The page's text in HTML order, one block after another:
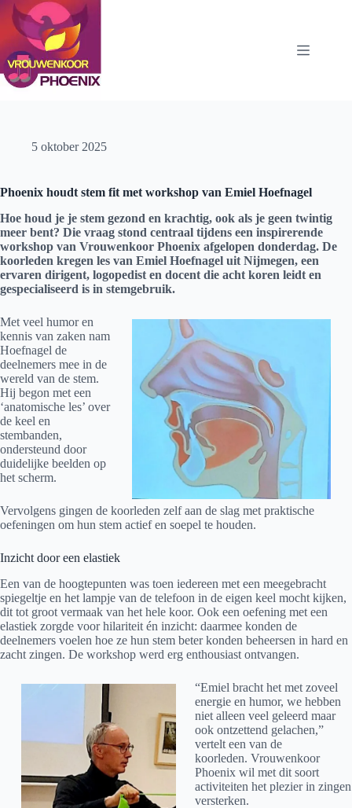
Ga
naar
inhoud
5 oktober 2025
Phoenix houdt stem fit met workshop van Emiel Hoefnagel
Hoe houd je je stem gezond en krachtig, ook als je geen twintig
meer bent? Die vraag stond centraal tijdens een inspirerende
workshop van Vrouwenkoor Phoenix afgelopen donderdag. De
koorleden kregen les van Emiel Hoefnagel uit Nijmegen, een
ervaren dirigent, logopedist en docent die acht koren leidt en
gespecialiseerd is in stemgebruik.
Met veel humor en
kennis van zaken nam
Hoefnagel de
deelnemers mee in de
wereld van de stem.
Hij begon met een
‘anatomische les’ over
de keel en
stembanden,
ondersteund door
duidelijke beelden op
het scherm.
Vervolgens gingen de koorleden zelf aan de slag met praktische
oefeningen om hun stem actief en soepel te houden.
Inzicht door een elastiek
Een van de hoogtepunten was toen iedereen met een meegebracht
spiegeltje en het lampje van de telefoon in de eigen keel mocht kijken,
dit tot groot vermaak van het hele koor. Ook een oefening met een
elastiek zorgde voor hilariteit én inzicht: daarmee konden de
deelnemers voelen hoe ze hun stem beter konden beheersen in hard en
zacht zingen. De workshop werd erg enthousiast ontvangen.
“Emiel bracht het met zoveel
energie en humor, we hebben
niet alleen veel geleerd maar
ook ontzettend gelachen,”
vertelt een van de
koorleden. Vrouwenkoor
Phoenix wil met dit soort
activiteiten het plezier in zingen
versterken.